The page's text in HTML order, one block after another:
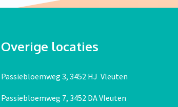
Overige locaties
Passiebloemweg 3, 3452 HJ Vleuten
Passiebloemweg 7, 3452 DA Vleuten